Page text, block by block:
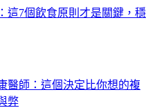
這7個飲食原則才是關鍵，穩
醫師：這個決定比你想的複
弊